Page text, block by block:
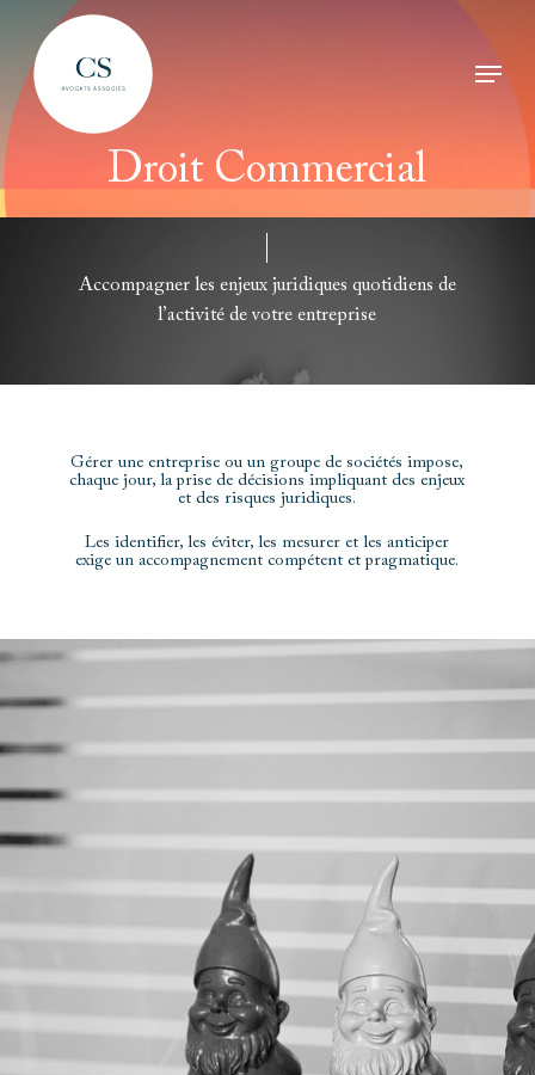
main
content
Menu
Droit Commercial
Accompagner les enjeux juridiques quotidiens de
l’activité de votre entreprise
Gérer une entreprise ou un groupe de sociétés impose,
chaque jour, la prise de décisions impliquant des enjeux
et des risques juridiques.
Les identifier, les éviter, les mesurer et les anticiper
exige un accompagnement compétent et pragmatique.
Close